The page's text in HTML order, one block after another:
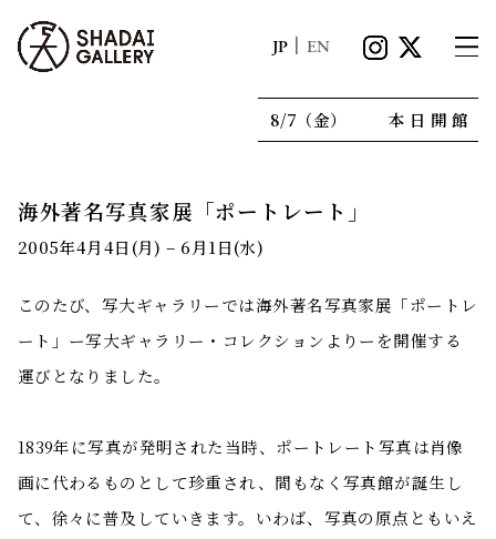
JP EN
8/7（金） 本日開館
海外著名写真家展「ポートレート」
2005年4月4日(月) – 6月1日(水)
このたび、写大ギャラリーでは海外著名写真家展「ポートレ
ート」ー写大ギャラリー・コレクションよりーを開催する
運びとなりました。
1839年に写真が発明された当時、ポートレート写真は肖像
画に代わるものとして珍重され、間もなく写真館が誕生し
て、徐々に普及していきます。いわば、写真の原点ともいえ